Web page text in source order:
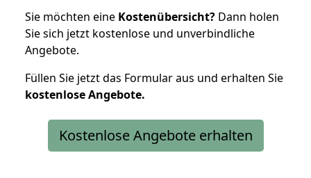
Sie möchten eine Kostenübersicht? Dann holen
Sie sich jetzt kostenlose und unverbindliche
Angebote.
Füllen Sie jetzt das Formular aus und erhalten Sie
kostenloseAngebote.
Kostenlose Angebote erhalten